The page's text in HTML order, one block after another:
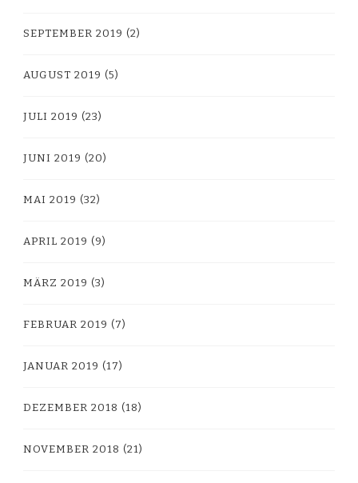
SEPTEMBER 2019 (2)
AUGUST 2019 (5)
JULI 2019 (23)
JUNI 2019 (20)
MAI 2019 (32)
APRIL 2019 (9)
MÄRZ 2019 (3)
FEBRUAR 2019 (7)
JANUAR 2019 (17)
DEZEMBER 2018 (18)
NOVEMBER 2018 (21)